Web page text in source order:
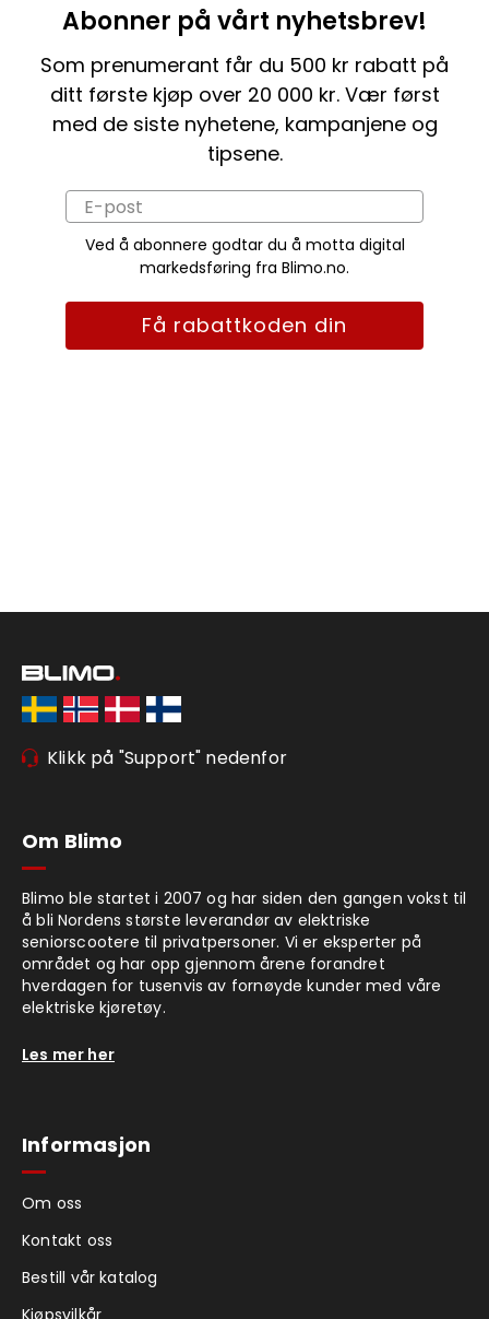
Abonner på vårt nyhetsbrev!
Som prenumerant får du 500 kr rabatt på
ditt første kjøp over 20 000 kr. Vær først
med de siste nyhetene, kampanjene og
tipsene.
Ved å abonnere godtar du å motta digital
markedsføring fra Blimo.no.
Få rabattkoden din
Klikk på "Support" nedenfor
Om Blimo
Blimo ble startet i 2007 og har siden den gangen vokst til
å bli Nordens største leverandør av elektriske
seniorscootere til privatpersoner. Vi er eksperter på
området og har opp gjennom årene forandret
hverdagen for tusenvis av fornøyde kunder med våre
elektriske kjøretøy.
Les mer her
Informasjon
Om oss
Kontakt oss
Bestill vår katalog